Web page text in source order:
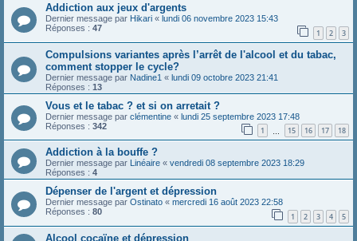
Addiction aux jeux d'argents
Dernier message par Hikari « lundi 06 novembre 2023 15:43
Réponses : 47 1 2 3
Compulsions variantes après l’arrêt de l'alcool et du tabac,
comment stopper le cycle?
Dernier message par Nadine1 « lundi 09 octobre 2023 21:41
Réponses : 13
Vous et le tabac ? et si on arretait ?
Dernier message par clémentine « lundi 25 septembre 2023 17:48
Réponses : 342 1 15 16 17 18
Addiction à la bouffe ?
Dernier message par Linéaire « vendredi 08 septembre 2023 18:29
Réponses : 4
Dépenser de l'argent et dépression
Dernier message par Ostinato « mercredi 16 août 2023 22:58
Réponses : 80 1 2 3 4 5
Alcool cocaïne et dépression